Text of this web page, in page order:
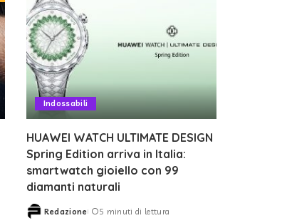
Indossabili
HUAWEI WATCH ULTIMATE DESIGN
Spring Edition arriva in Italia:
smartwatch gioiello con 99
diamanti naturali
Posted
Redazione 5 minuti di lettura